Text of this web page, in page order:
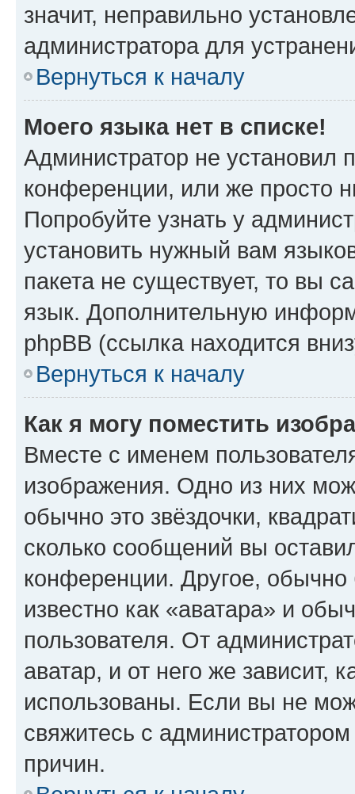
значит, неправильно
администратора для
Вернуться к началу
Моего языка нет в списке!
Администратор не установил
конференции, или же просто
Попробуйте узнать у
установить нужный вам
пакета не существует, то вы
язык. Дополнительную
phpBB (ссылка находится
Вернуться к началу
Как я могу поместить
Вместе с именем
изображения. Одно из них
обычно это звёздочки,
сколько сообщений вы
конференции. Другое,
известно как «аватара» и
пользователя. От
аватар, и от него же зависит,
использованы. Если вы не
свяжитесь с
причин.